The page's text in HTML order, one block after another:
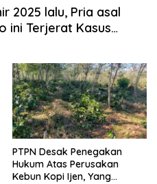
2025 lalu, Pria asal
ini Terjerat Kasus
PTPN Desak Penegakan
Hukum Atas Perusakan
Kebun Kopi Ijen, Yang